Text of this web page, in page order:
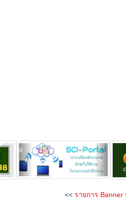
<< รายการ Banner